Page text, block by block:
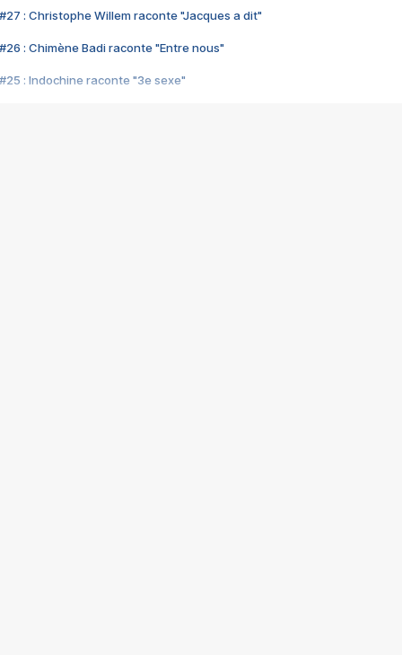
#27 : Christophe Willem raconte "Jacques a dit"
#26 : Chimène Badi raconte "Entre nous"
#25 : Indochine raconte "3e sexe"